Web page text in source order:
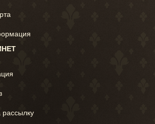
рассылку